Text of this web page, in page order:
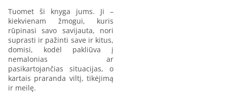
Tuomet ši knyga jums. Ji –
kiekvienam žmogui, kuris
rūpinasi savo savijauta, nori
suprasti ir pažinti save ir kitus,
domisi, kodėl pakliūva į
nemalonias ar
pasikartojančias situacijas, o
kartais praranda viltį, tikėjimą
ir meilę.